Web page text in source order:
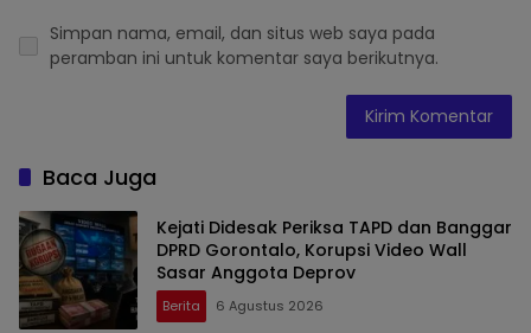
Simpan nama, email, dan situs web saya pada
peramban ini untuk komentar saya berikutnya.
Baca Juga
Kejati Didesak Periksa TAPD dan Banggar
DPRD Gorontalo, Korupsi Video Wall
Sasar Anggota Deprov
Berita 6 Agustus 2026